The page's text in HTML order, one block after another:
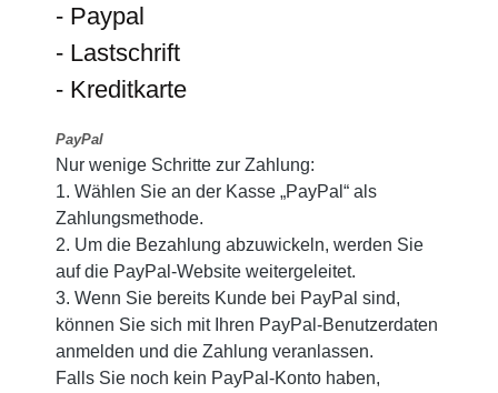
- Paypal
- Lastschrift
- Kreditkarte
PayPal
Nur wenige Schritte zur Zahlung:
1. Wählen Sie an der Kasse „PayPal“ als
Zahlungsmethode.
2. Um die Bezahlung abzuwickeln, werden Sie
auf die PayPal-Website weitergeleitet.
3. Wenn Sie bereits Kunde bei PayPal sind,
können Sie sich mit Ihren PayPal-Benutzerdaten
anmelden und die Zahlung veranlassen.
Falls Sie noch kein PayPal-Konto haben,